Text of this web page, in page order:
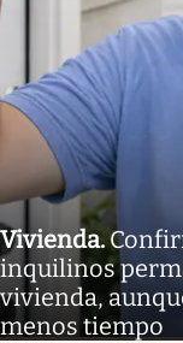
Vivienda.
inquilinos
vivienda,
menos tiempo